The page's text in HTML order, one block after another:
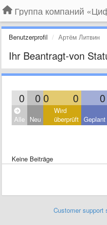
Benutzerprofil Артём Литвин
Ihr Beantragt-von
0 0 0 0 0
Alle Neu
Wird
überprüft Geplant
Keine Beiträge
Customer support